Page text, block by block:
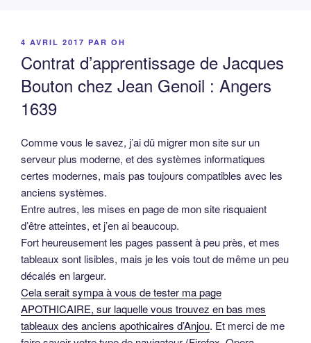
PUBLIÉ
4 AVRIL 2017 PAR OH
Contrat d’apprentissage de Jacques
Bouton chez Jean Genoil : Angers
1639
Comme vous le savez, j’ai dû migrer mon site sur un
serveur plus moderne, et des systèmes informatiques
certes modernes, mais pas toujours compatibles avec les
anciens systèmes.
Entre autres, les mises en page de mon site risquaient
d’être atteintes, et j’en ai beaucoup.
Fort heureusement les pages passent à peu près, et mes
tableaux sont lisibles, mais je les vois tout de même un peu
décalés en largeur.
Cela serait sympa à vous de tester ma page
APOTHICAIRE, sur laquelle vous trouvez en bas mes
tableaux des anciens apothicaires d’Anjou. Et merci de me